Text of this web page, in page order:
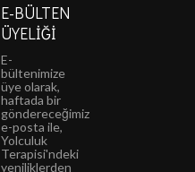
E-BÜLTEN
ÜYELIĞI
E-
bültenimize
üye olarak,
haftada bir
göndereceğimiz
e-posta ile,
Yolculuk
Terapisi'ndeki
yeniliklerden